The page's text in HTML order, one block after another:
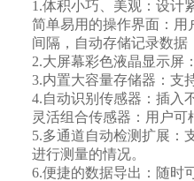
1.体积小巧、美观：设计
简单易用的操作界面：用
间隔，自动存储记录数据
2.大屏幕彩色液晶显示屏
3.内置大容量存储器：支
4.自动识别传感器：插入
灵活组合传感器：用户
5.多通道自动检测扩展：
进行测量的情况。
6.便捷的数据导出：随时